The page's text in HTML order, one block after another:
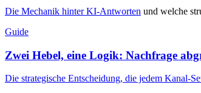
Die Mechanik hinterKI-Antworten und welche
Guide
Zwei Hebel, eine Logik: Nachfrage
Die strategische Entscheidung, die jedem Kanal-